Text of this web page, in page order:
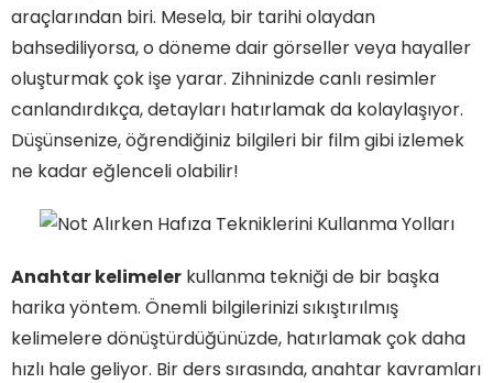
araçlarından biri. Mesela, bir tarihi olaydan
bahsediliyorsa, o döneme dair görseller veya hayaller
oluşturmak çok işe yarar. Zihninizde canlı resimler
canlandırdıkça, detayları hatırlamak da kolaylaşıyor.
Düşünsenize, öğrendiğiniz bilgileri bir film gibi izlemek
ne kadar eğlenceli olabilir!
Anahtar kelimeler kullanma tekniği de bir başka
harika yöntem. Önemli bilgilerinizi sıkıştırılmış
kelimelere dönüştürdüğünüzde, hatırlamak çok daha
hızlı hale geliyor. Bir ders sırasında, anahtar kavramları